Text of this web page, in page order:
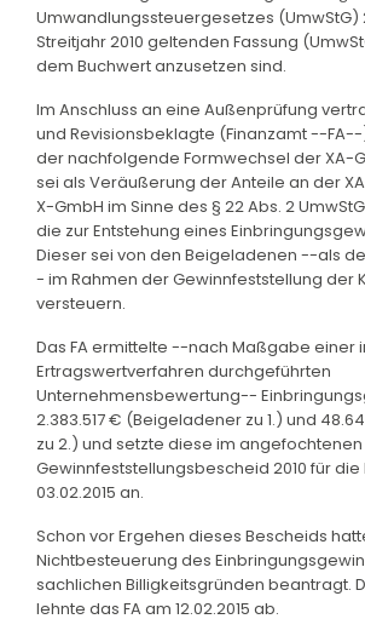
Umwandlungssteuergesetzes (UmwStG)
Streitjahr 2010 geltenden Fassung
dem Buchwert anzusetzen sind.
Im Anschluss an eine Außenprüfung
und Revisionsbeklagte (Finanzamt --
der nachfolgende Formwechsel der XA-
sei als Veräußerung der Anteile an der
X-GmbH im Sinne des § 22 Abs. 2
die zur Entstehung eines
Dieser sei von den Beigeladenen --als
- im Rahmen der Gewinnfeststellung der
versteuern.
Das FA ermittelte --nach Maßgabe einer
Ertragswertverfahren durchgeführten
Unternehmensbewertung--
2.383.517 € (Beigeladener zu 1.) und
zu 2.) und setzte diese im
Gewinnfeststellungsbescheid 2010 für
03.02.2015 an.
Schon vor Ergehen dieses Bescheids
Nichtbesteuerung des
sachlichen Billigkeitsgründen beantragt.
lehnte das FA am 12.02.2015 ab.